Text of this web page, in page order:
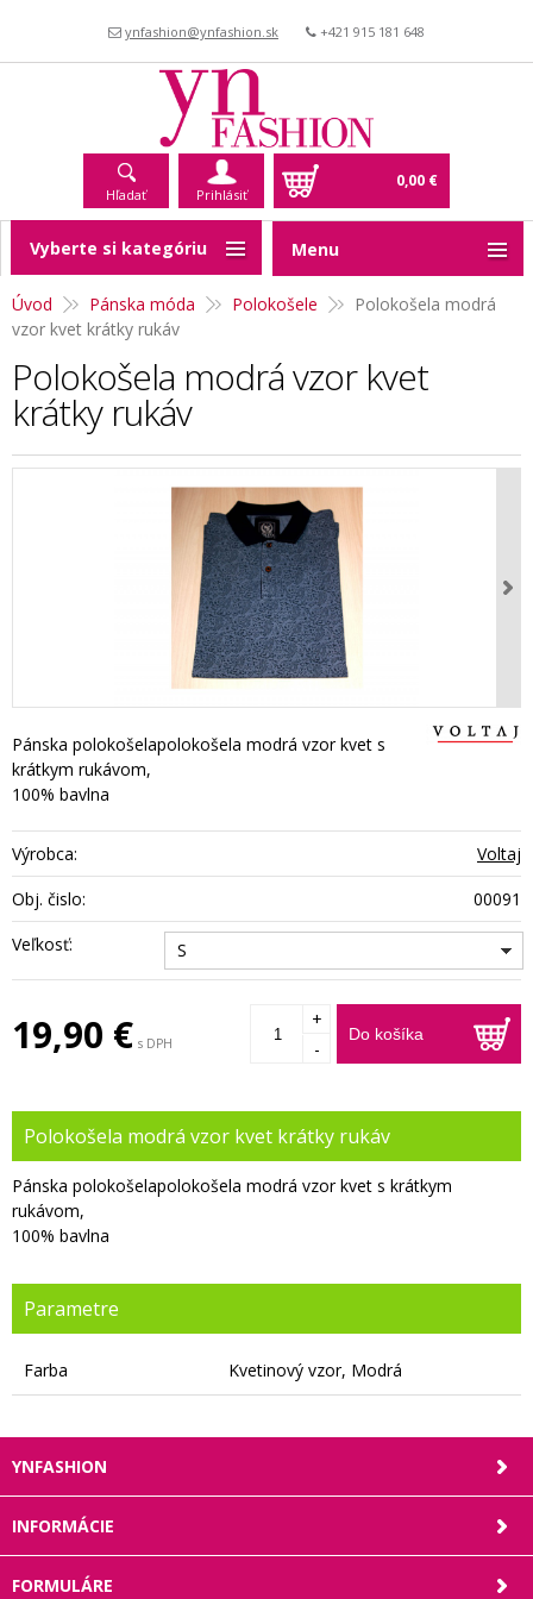
ynfashion@ynfashion.sk +421 915 181 648
Hľadať Prihlásiť
0,00 €
Úvod Pánska móda Polokošele
Polokošela modrá
vzor kvet krátky rukáv
Polokošela modrá vzor kvet
krátky rukáv
Pánska polokošelapolokošela modrá vzor kvet s
krátkym rukávom,
100% bavlna
Výrobca:
Voltaj
Obj. čislo:
00091
Veľkosť:
S
19,90 € s DPH Do košíka
+
-
Polokošela modrá vzor kvet krátky rukáv
Pánska polokošelapolokošela modrá vzor kvet s krátkym
rukávom,
100% bavlna
Parametre
Farba Kvetinový vzor, Modrá
Vyberte si kategóriu Menu
YNFASHION
INFORMÁCIE
FORMULÁRE